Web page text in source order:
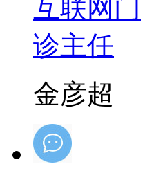
金彦超